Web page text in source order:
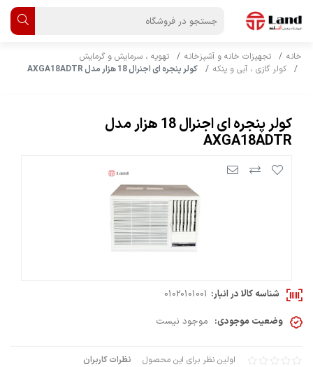
خانه تجهیزات خانه و آشپزخانه
تهویه ، سرمایش و گرمایش
کولر گازی ، آبی و پنکه
کولر پنجره ای اجنرال 18 هزار مدل AXGA18ADTR
کولر پنجره ای اجنرال 18 هزار مدل
AXGA18ADTR
اولین نظر برای این محصول نظرات کاربران
شناسه کالا در انبار: 01020101001
وضعیت موجودی: موجود نیست